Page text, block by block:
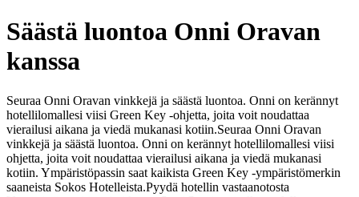
Säästä luontoa Onni Oravan
kanssa
Seuraa Onni Oravan vinkkejä ja säästä luontoa. Onni on kerännyt
hotellilomallesi viisi Green Key -ohjetta, joita voit noudattaa
vierailusi aikana ja viedä mukanasi kotiin.Seuraa Onni Oravan
vinkkejä ja säästä luontoa. Onni on kerännyt hotellilomallesi viisi
ohjetta, joita voit noudattaa vierailusi aikana ja viedä mukanasi
kotiin. Ympäristöpassin saat kaikista Green Key -ympäristömerkin
saaneista Sokos Hotelleista.Pyydä hotellin vastaanotosta